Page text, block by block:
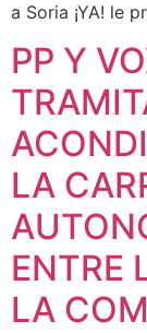
a Soria ¡YA! le
PP Y
LA
ENTRE
LA